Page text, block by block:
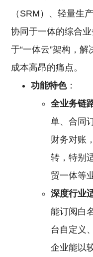
（SRM）、轻量生
协同于一体的综合
于“一体云”架构，
成本高昂的痛点。
功能特色：
全业务链
单、合同
财务对账
转，特别
贸一体等
深度行业
能订阅白
台自定义
企业能以